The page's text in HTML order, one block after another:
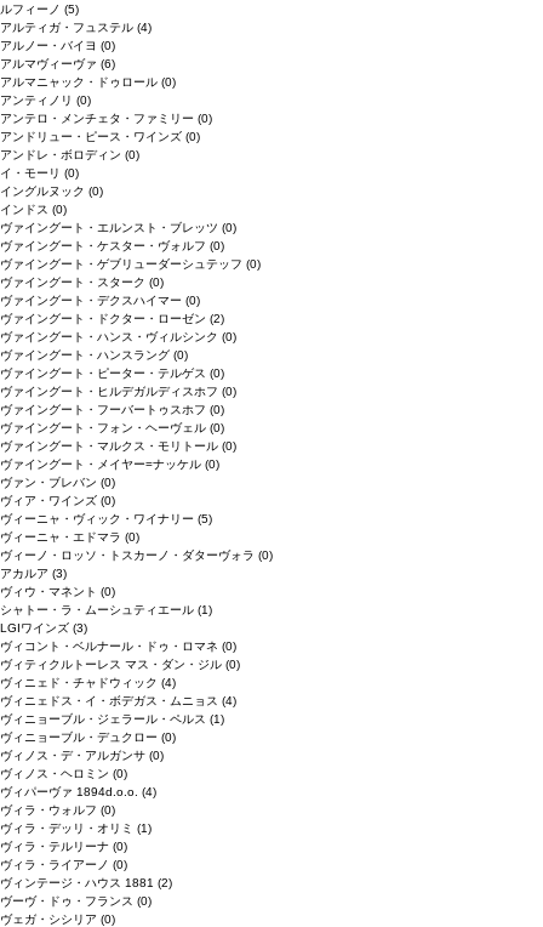
ルフィーノ (5)
アルティガ・フュステル (4)
アルノー・バイヨ (0)
アルマヴィーヴァ (6)
アルマニャック・ドゥロール (0)
アンティノリ (0)
アンテロ・メンチェタ・ファミリー (0)
アンドリュー・ピース・ワインズ (0)
アンドレ・ボロディン (0)
イ・モーリ (0)
イングルヌック (0)
インドス (0)
ヴァイングート・エルンスト・ブレッツ (0)
ヴァイングート・ケスター・ヴォルフ (0)
ヴァイングート・ゲブリューダーシュテッフ (0)
ヴァイングート・スターク (0)
ヴァイングート・デクスハイマー (0)
ヴァイングート・ドクター・ローゼン (2)
ヴァイングート・ハンス・ヴィルシンク (0)
ヴァイングート・ハンスラング (0)
ヴァイングート・ピーター・テルゲス (0)
ヴァイングート・ヒルデガルディスホフ (0)
ヴァイングート・フーバートゥスホフ (0)
ヴァイングート・フォン・ヘーヴェル (0)
ヴァイングート・マルクス・モリトール (0)
ヴァイングート・メイヤー=ナッケル (0)
ヴァン・ブレバン (0)
ヴィア・ワインズ (0)
ヴィーニャ・ヴィック・ワイナリー (5)
ヴィーニャ・エドマラ (0)
ヴィーノ・ロッソ・トスカーノ・ダターヴォラ (0)
アカルア (3)
ヴィウ・マネント (0)
シャトー・ラ・ムーシュティエール (1)
LGIワインズ (3)
ヴィコント・ベルナール・ドゥ・ロマネ (0)
ヴィティクルトーレス マス・ダン・ジル (0)
ヴィニェド・チャドウィック (4)
ヴィニェドス・イ・ボデガス・ムニョス (4)
ヴィニョーブル・ジェラール・ペルス (1)
ヴィニョーブル・デュクロー (0)
ヴィノス・デ・アルガンサ (0)
ヴィノス・ヘロミン (0)
ヴィパーヴァ 1894d.o.o. (4)
ヴィラ・ウォルフ (0)
ヴィラ・デッリ・オリミ (1)
ヴィラ・テルリーナ (0)
ヴィラ・ライアーノ (0)
ヴィンテージ・ハウス 1881 (2)
ヴーヴ・ドゥ・フランス (0)
ヴェガ・シシリア (0)